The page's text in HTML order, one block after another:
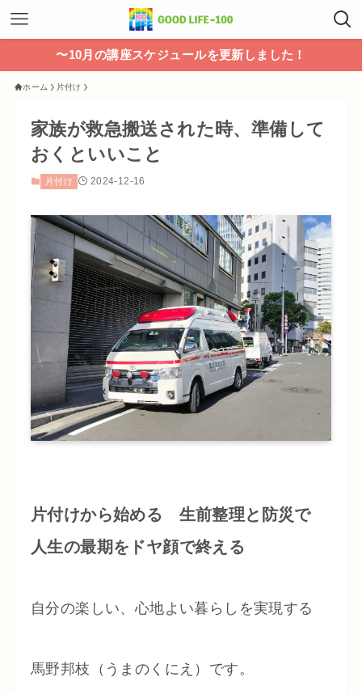
〜10月の講座スケジュールを更新しました！
ホーム 片付け
家族が救急搬送された時、準備して
おくといいこと
片付け 2024-12-16
片付けから始める 生前整理と防災で
人生の最期をドヤ顔で終える
自分の楽しい、心地よい暮らしを実現する
馬野邦枝（うまのくにえ）です。